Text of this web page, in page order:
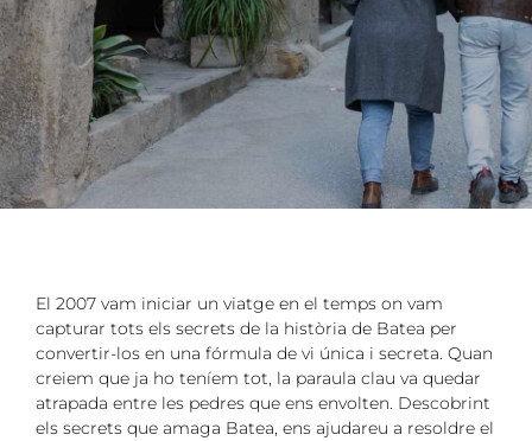
El 2007 vam iniciar un viatge en el temps on vam
capturar tots els secrets de la història de Batea per
convertir-los en una fórmula de vi única i secreta. Quan
creiem que ja ho teníem tot, la paraula clau va quedar
atrapada entre les pedres que ens envolten. Descobrint
els secrets que amaga Batea, ens ajudareu a resoldre el